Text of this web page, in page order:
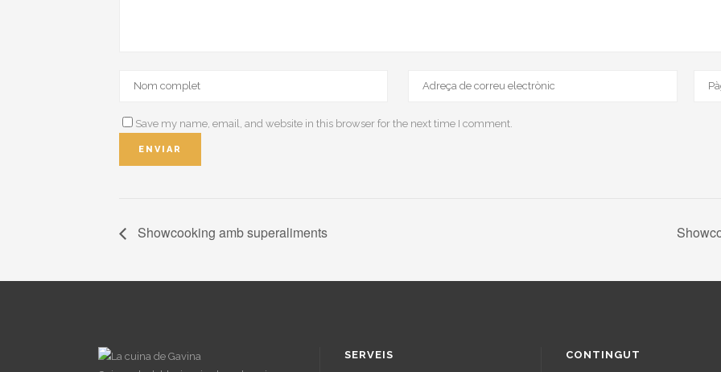
Save my name, email, and website in this browser for the next time I comment.
Showcooking amb superaliments
SERVEIS CONTINGUT